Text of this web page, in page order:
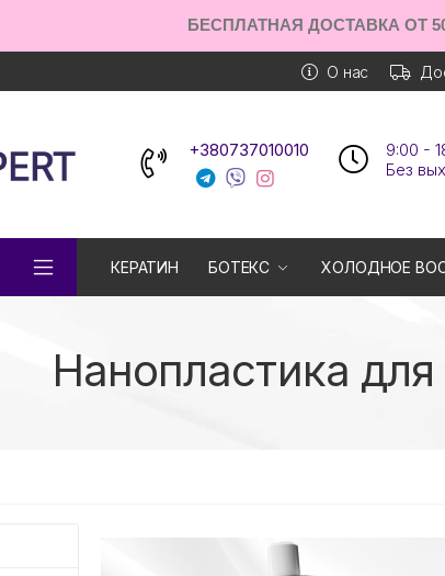
БЕСПЛАТНАЯ ДОСТАВКА ОТ
О нас
+380737010010
9:00 -
Без
КЕРАТИН БОТЕКС ХОЛОДНОЕ
Нанопластика